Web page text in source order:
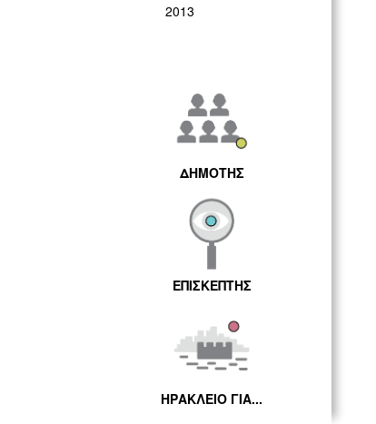
2013
ΔΗΜΟΤΗΣ
ΕΠΙΣΚΕΠΤΗΣ
ΗΡΑΚΛΕΙΟ ΓΙΑ...